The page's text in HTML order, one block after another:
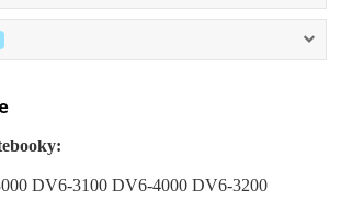
DV6-3100 DV6-4000 DV6-3200